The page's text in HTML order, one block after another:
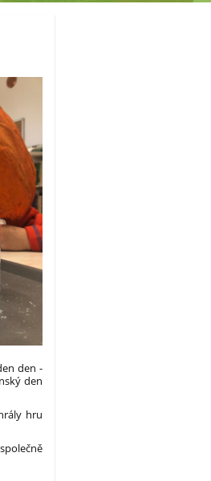
den -
den
hru